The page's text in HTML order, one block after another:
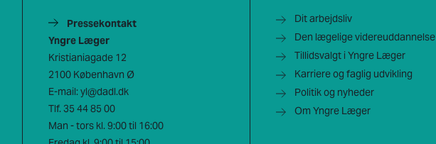
Pressekontakt
Yngre Læger
Kristianiagade 12
2100 København Ø
E-mail: yl@dadl.dk
Tlf. 35 44 85 00
Man - tors kl. 9:00 til 16:00
Dit arbejdsliv
Den lægelige videreuddannelse
Tillidsvalgt i Yngre Læger
Karriere og faglig udvikling
Politik og nyheder
Om Yngre Læger